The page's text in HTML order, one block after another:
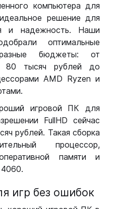
компьютера для
решение для
и надежность. Наши
оптимальные
бюджеты: от
80 тысяч рублей до
AMD Ryzen и
игровой ПК для
FullHD сейчас
рублей. Такая сборка
процессор,
памяти и
игр без ошибок